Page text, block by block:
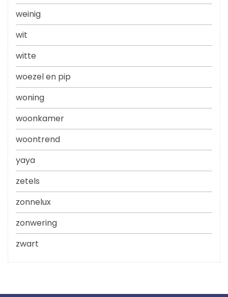
weinig
wit
witte
woezel en pip
woning
woonkamer
woontrend
yaya
zetels
zonnelux
zonwering
zwart